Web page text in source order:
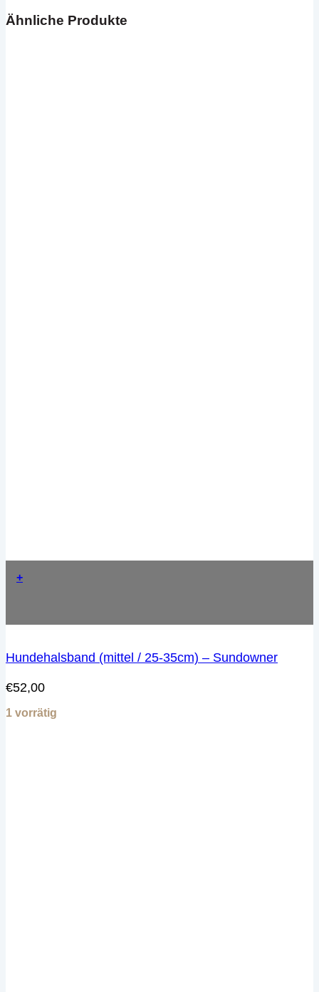
Ähnliche Produkte
+
Hundehalsband (mittel / 25-35cm) – Sundowner
€52,00
1 vorrätig